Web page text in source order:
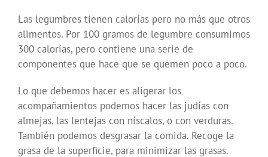
Las legumbres tienen calorías pero no más que otros
alimentos. Por 100 gramos de legumbre consumimos
300 calorías, pero contiene una serie de
componentes que hace que se quemen poco a poco.
Lo que debemos hacer es aligerar los
acompañamientos podemos hacer las judías con
almejas, las lentejas con níscalos, o con verduras.
También podemos desgrasar la comida. Recoge la
grasa de la superficie, para minimizar las grasas.